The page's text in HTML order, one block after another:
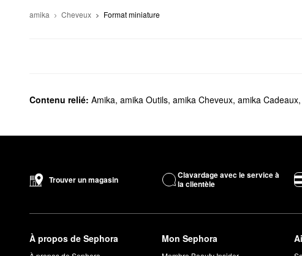
amika Cheveux Format miniature
Contenu relié: Amika, amika Outils, amika Cheveux, amika Cadeaux,
Trouver un magasin
Clavardage avec le service à
la clientèle
À propos de Sephora Mon Sephora